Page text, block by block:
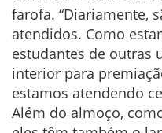
farofa. “Diariamente,
atendidos. Como
estudantes de outras
interior para
estamos atendendo
Além do almoço,